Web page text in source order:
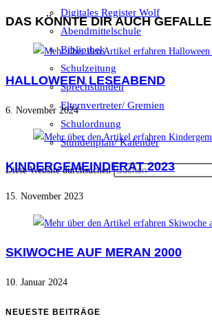
Digitales Register Wolf
Abendmittelschule
Bibliothek
Schulzeitung
Sprechstunden
Elternvertreter/ Gremien
Schulordnung
Stundenplan/ Kalender
Diese Website durchsuchen
DAS KÖNNTE DIR AUCH
HALLOWEEN LESEABEND
6. November 2024
KINDERGEMEINDERAT 2023
15. November 2023
SKIWOCHE AUF MERAN 2000
10. Januar 2024
NEUESTE BEITRÄGE